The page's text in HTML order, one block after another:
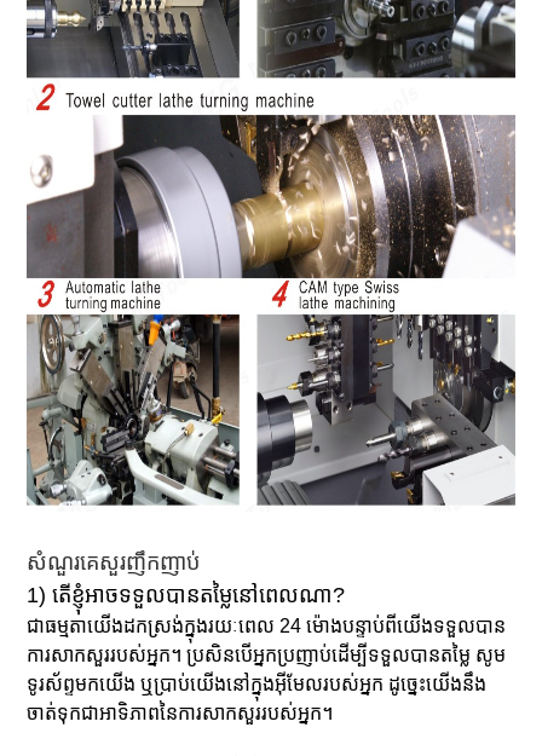
សំណួរគេសួរញឹកញាប់
1) តើខ្ញុំអាចទទួលបានតម្លៃនៅពេលណា?
ជាធម្មតាយើងដកស្រង់ក្នុងរយៈពេល 24 ម៉ោងបន្ទាប់ពីយើងទទួលបាន
ការសាកសួររបស់អ្នក។ ប្រសិនបើអ្នកប្រញាប់ដើម្បីទទួលបានតម្លៃ សូម
ទូរស័ព្ទមកយើង ឬប្រាប់យើងនៅក្នុងអ៊ីមែលរបស់អ្នក ដូច្នេះយើងនឹង
ចាត់ទុកជាអាទិភាពនៃការសាកសួររបស់អ្នក។